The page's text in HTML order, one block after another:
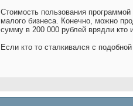
Стоимость пользования
малого бизнеса. Конечно, можно
сумму в 200 000 рублей врядли кто
Если кто то сталкивался с